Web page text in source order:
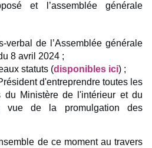
et l’assemblée générale
verbal de l’Assemblée générale
8 avril 2024 ;
statuts (disponibles ici) ;
d'entreprendre toutes les
du Ministère de l'intérieur et du
vue de la promulgation des
de ce moment au travers